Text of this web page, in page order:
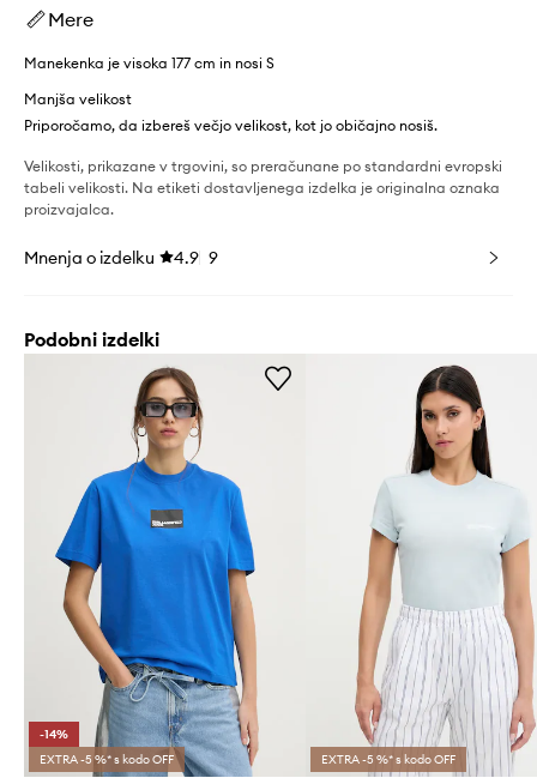
Mere
Manekenka je visoka 177 cm in nosi S
Manjša velikost
Priporočamo, da izbereš večjo velikost, kot jo običajno nosiš.
Velikosti, prikazane v trgovini, so preračunane po standardni evropski
tabeli velikosti. Na etiketi dostavljenega izdelka je originalna oznaka
proizvajalca.
Mnenja o izdelku 4.9 9
Podobni izdelki
-14%
EXTRA -5 %* s kodo OFF
EXTRA -5 %* s kodo OFF